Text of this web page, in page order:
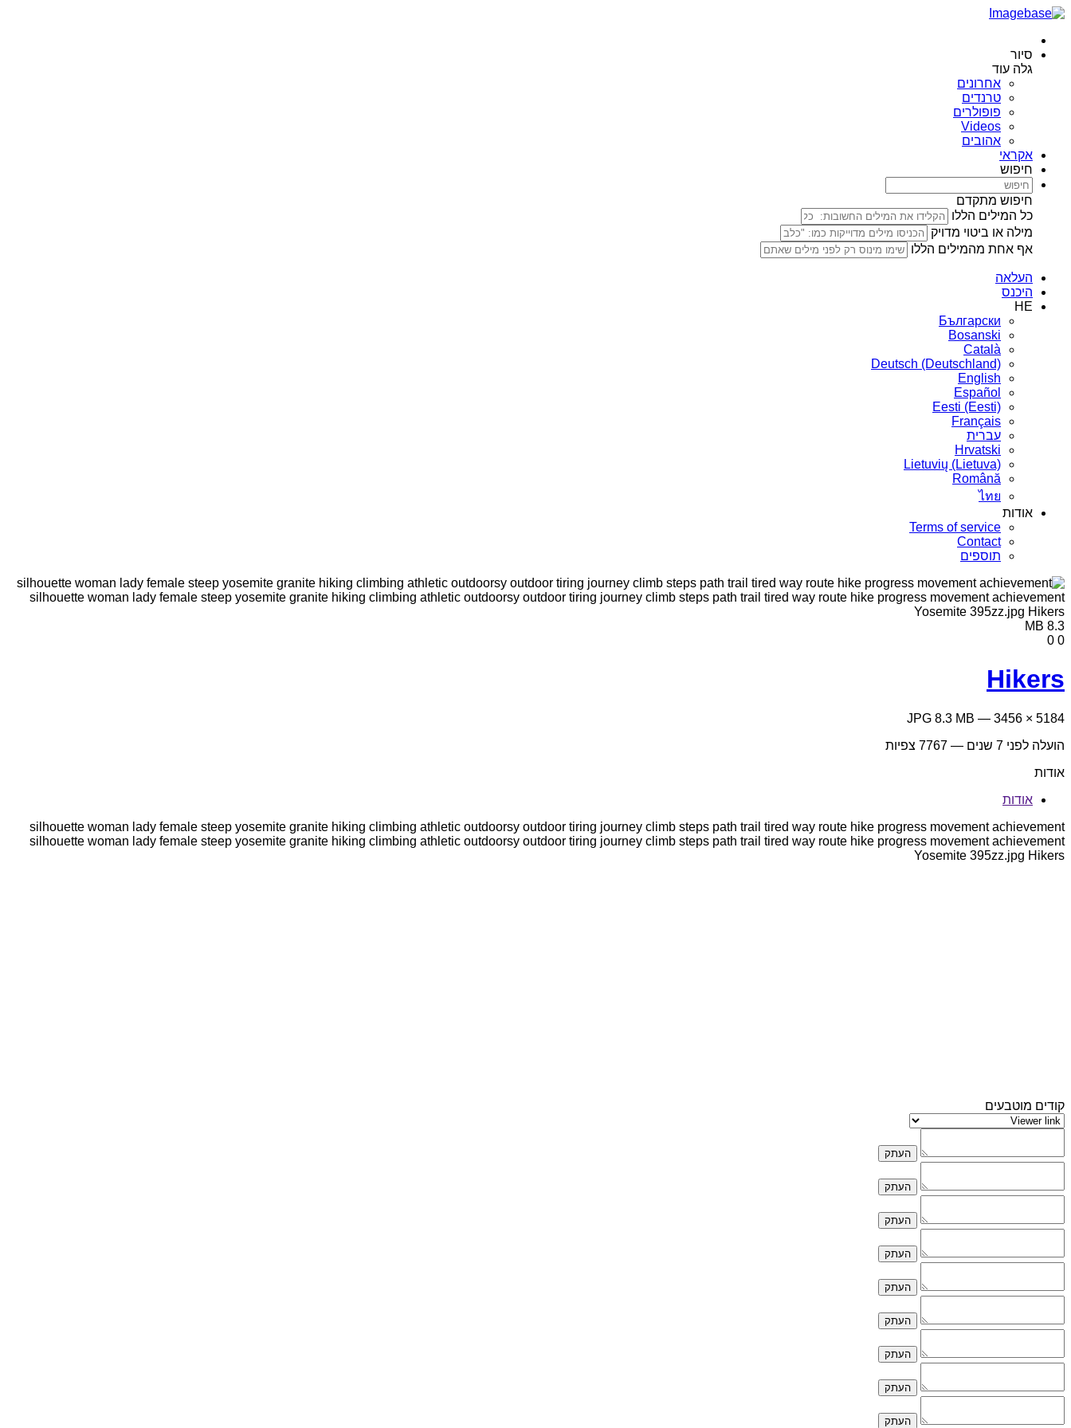
סיור
גלה עוד
אחרונים
טרנדים
פופולרים
Videos
אהובים
אקראי
חיפוש
חיפוש מתקדם
כל המילים הללו
מילה או ביטוי מדויק
אף אחת מהמילים הללו
העלאה
היכנס
HE
Български
Bosanski
Сatalà
Deutsch (Deutschland)
English
Español
Eesti (Eesti)
Français
עברית
Hrvatski
Lietuvių (Lietuva)
Română
ไทย
אודות
Terms of service
Contact
תוספים
8.3 MB
0
0
Hikers
5184 × 3456 — JPG 8.3 MB
הועלה לפני 7 שנים
— 7767 צפיות
אודות
אודות
silhouette woman lady female steep yosemite granite hiking climbing athletic outdoorsy outdoor tiring journey climb steps path trail tired way route hike progress movement achievement
silhouette woman lady female steep yosemite granite hiking climbing athletic outdoorsy outdoor tiring journey climb steps path trail tired way route hike progress movement achievement
Yosemite 395zz.jpg Hikers
קודים מוטבעים
העתק
העתק
העתק
העתק
העתק
העתק
העתק
העתק
העתק